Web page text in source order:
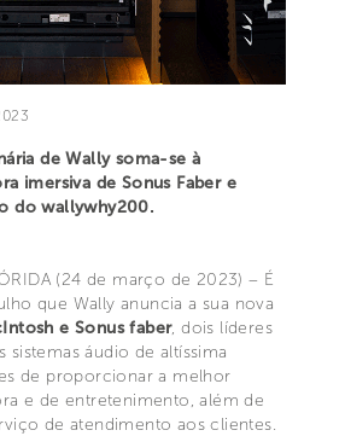
de Wally soma-se à
imersiva de Sonus Faber e
do wallywhy200.
(24 de março de 2023) – É
que Wally anuncia a sua nova
e Sonus faber, dois líderes
sistemas áudio de altíssima
de proporcionar a melhor
e de entretenimento, além de
de atendimento aos clientes.